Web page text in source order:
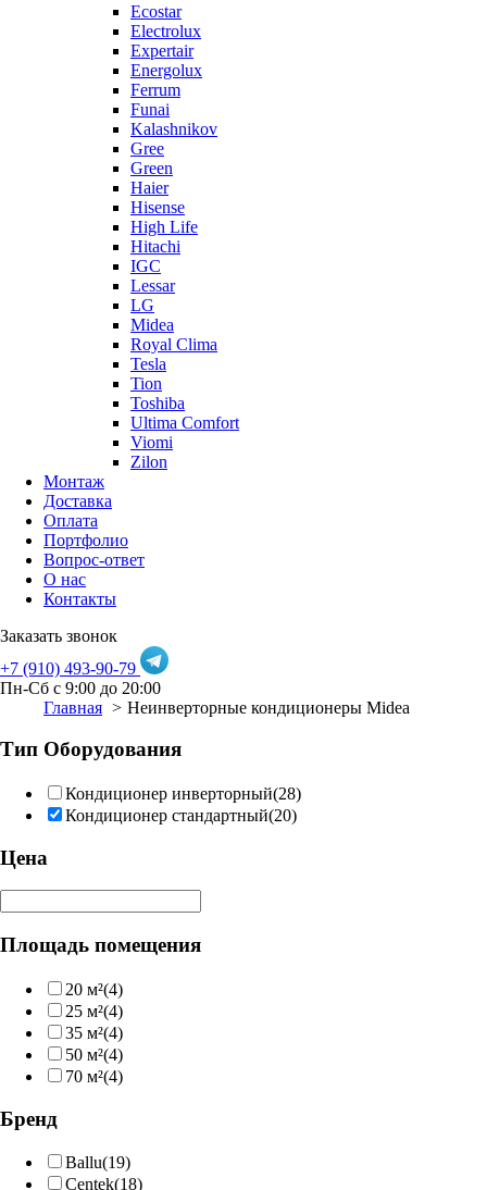
Ecostar
Electrolux
Expertair
Energolux
Ferrum
Funai
Kalashnikov
Gree
Grеen
Haier
Hisense
High Life
Hitachi
IGC
Lessar
LG
Midea
Royal Clima
Tesla
Tion
Toshiba
Ultima Comfort
Viomi
Zilon
Монтаж
Доставка
Оплата
Портфолио
Вопрос-ответ
О нас
Контакты
Заказать звонок
+7 (910) 493-90-79
Пн-Сб с 9:00 до 20:00
Главная
Неинверторные кондиционеры Midea
Тип Оборудования
Кондиционер инверторный(28)
Кондиционер стандартный(20)
Цена
Площадь помещения
20 м²(4)
25 м²(4)
35 м²(4)
50 м²(4)
70 м²(4)
Бренд
Ballu(19)
Centek(18)